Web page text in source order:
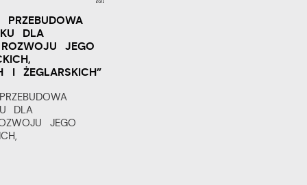
DLA
JEGO
I ŻEGLARSKICH”
DLA
JEGO